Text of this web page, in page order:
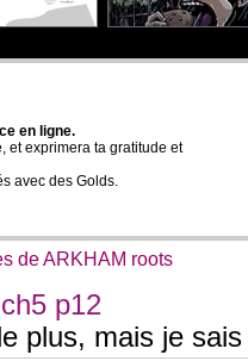
en ligne.
et exprimera ta gratitude et
avec des Golds.
de ARKHAM roots
ch5 p12
plus, mais je